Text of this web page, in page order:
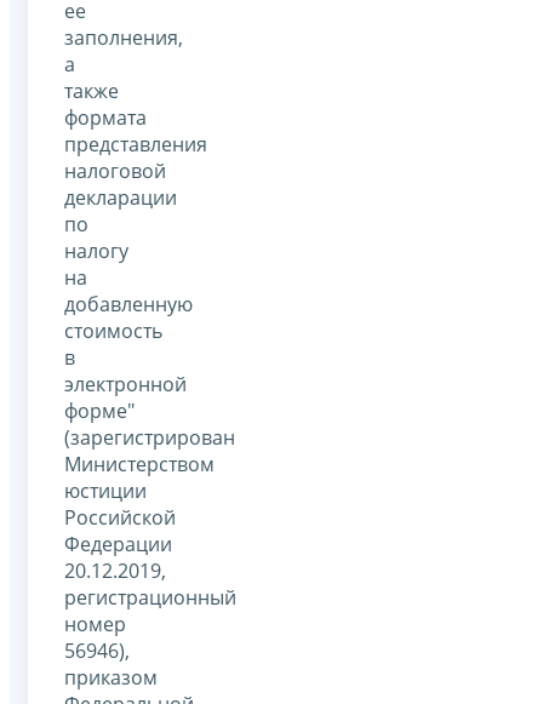
ее
заполнения,
а
также
формата
представления
налоговой
декларации
по
налогу
на
добавленную
стоимость
в
электронной
форме"
(зарегистрирован
Министерством
юстиции
Российской
Федерации
20.12.2019,
регистрационный
номер
56946),
приказом